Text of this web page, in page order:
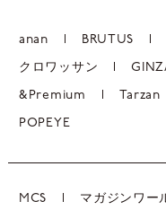
anan BRUTUS
クロワッサン
&Premium Tarzan
POPEYE
MCS マガジンワー